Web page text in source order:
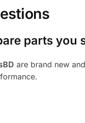
parts you
are brand new